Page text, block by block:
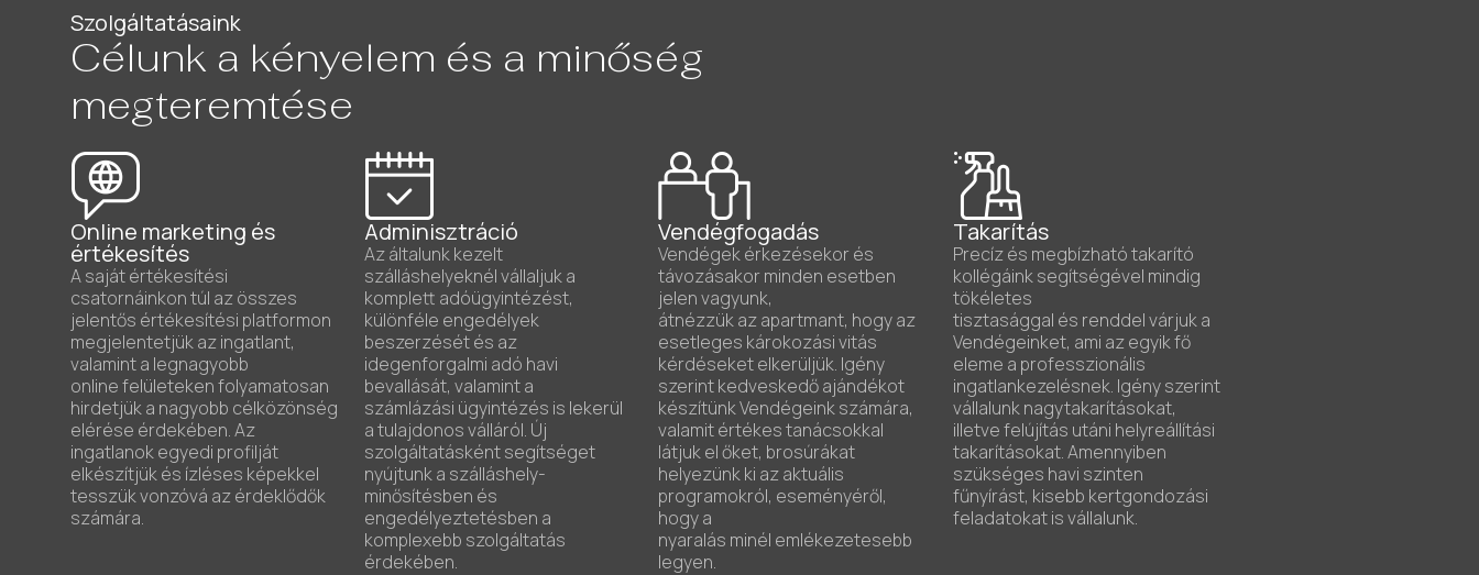
Szolgáltatásaink
Célunk a kényelem és a minőség
megteremtése
Online marketing és
értékesítés
A saját értékesítési
csatornáinkon túl az összes
jelentős értékesítési platformon
megjelentetjük az ingatlant,
valamint a legnagyobb
online felületeken folyamatosan
hirdetjük a nagyobb célközönség
elérése érdekében. Az
ingatlanok egyedi profilját
elkészítjük és ízléses képekkel
tesszük vonzóvá az érdeklődők
számára.
Adminisztráció
Az általunk kezelt
szálláshelyeknél vállaljuk a
komplett adóügyintézést,
különféle engedélyek
beszerzését és az
idegenforgalmi adó havi
bevallását, valamint a
számlázási ügyintézés is lekerül
a tulajdonos válláról. Új
szolgáltatásként segítséget
nyújtunk a szálláshely-
minősítésben és
engedélyeztetésben a
komplexebb szolgáltatás
érdekében.
Vendégfogadás
Vendégek érkezésekor és
távozásakor minden esetben
jelen vagyunk,
átnézzük az apartmant, hogy az
esetleges károkozási vitás
kérdéseket elkerüljük. Igény
szerint kedveskedő ajándékot
készítünk Vendégeink számára,
valamit értékes tanácsokkal
látjuk el őket, brosúrákat
helyezünk ki az aktuális
programokról, eseményéről,
hogy a
nyaralás minél emlékezetesebb
legyen.
Takarítás
Precíz és megbízható takarító
kollégáink segítségével mindig
tökéletes
tisztasággal és renddel várjuk a
Vendégeinket, ami az egyik fő
eleme a professzionális
ingatlankezelésnek. Igény szerint
vállalunk nagytakarításokat,
illetve felújítás utáni helyreállítási
takarításokat. Amennyiben
szükséges havi szinten
fűnyírást, kisebb kertgondozási
feladatokat is vállalunk.